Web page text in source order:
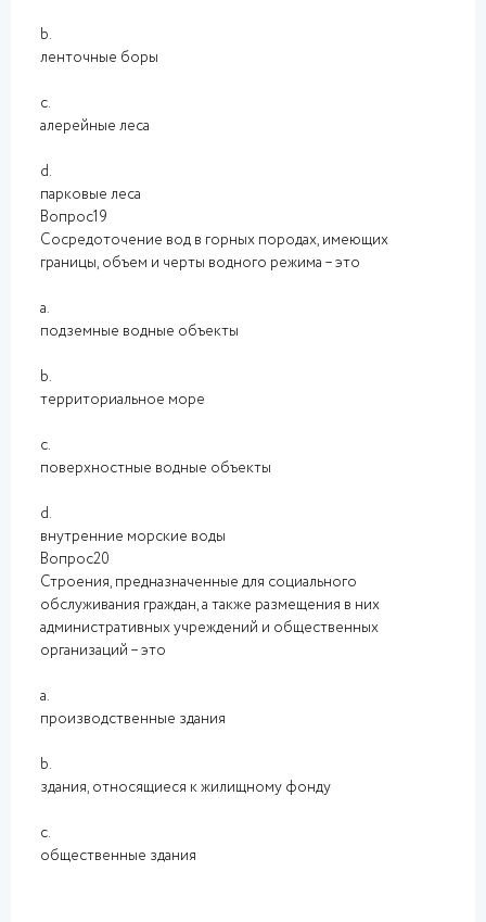
b.
ленточные боры
c.
алерейные леса
d.
парковые леса
Вопрос19
Сосредоточение вод в горных породах, имеющих
границы, объем и черты водного режима – это
a.
подземные водные объекты
b.
территориальное море
c.
поверхностные водные объекты
d.
внутренние морские воды
Вопрос20
Строения, предназначенные для социального
обслуживания граждан, а также размещения в них
административных учреждений и общественных
организаций – это
a.
производственные здания
b.
здания, относящиеся к жилищному фонду
c.
общественные здания